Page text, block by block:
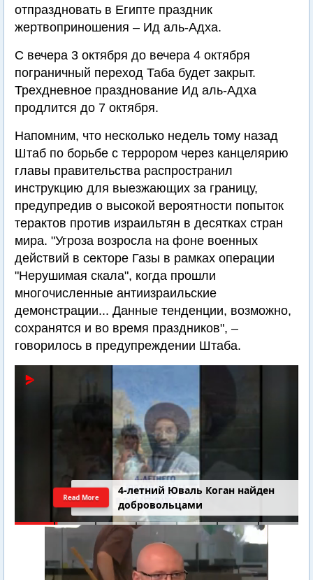
отпраздновать в Египте праздник
жертвоприношения – Ид аль-Адха.
С вечера 3 октября до вечера 4 октября
пограничный переход Таба будет закрыт.
Трехдневное празднование Ид аль-Адха
продлится до 7 октября.
Напомним, что несколько недель тому назад
Штаб по борьбе с террором через канцелярию
главы правительства распространил
инструкцию для выезжающих за границу,
предупредив о высокой вероятности попыток
терактов против израильтян в десятках стран
мира. "Угроза возросла на фоне военных
действий в секторе Газы в рамках операции
"Нерушимая скала", когда прошли
многочисленные антиизраильские
демонстрации... Данные тенденции, возможно,
сохранятся и во время праздников", –
говорилось в предупреждении Штаба.
4-летний Юваль Коган найден
добровольцами
Read More